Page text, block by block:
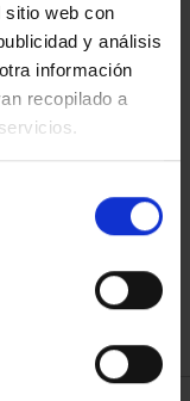
sitio web con
y análisis
información
recopilado a